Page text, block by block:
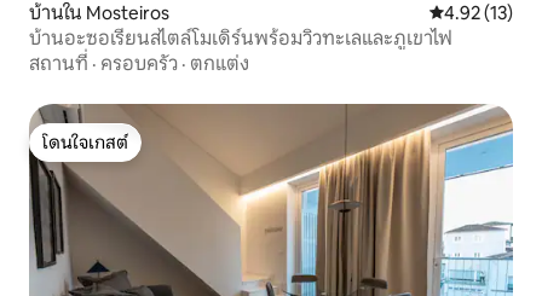
บ้านใน Mosteiros คะแนนเฉลี่ย
4.92 (13)
บ้านอะซอเรียนสไตล์โมเดิร์นพร้อมวิวทะเลและภูเขาไฟ
สถานที่ · ครอบครัว · ตกแต่ง
โดนใจเกสต์
โดนใจเกสต์